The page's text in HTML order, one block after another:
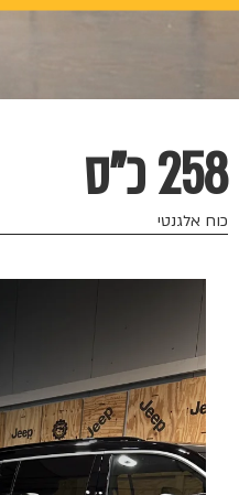
258 כ"ס
כוח אלגנטי